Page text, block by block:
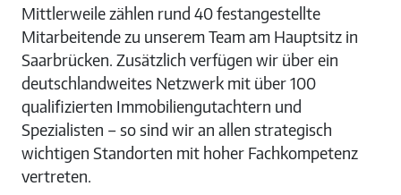
Mittlerweile zählen rund 40 festangestellte
Mitarbeitende zu unserem Team am Hauptsitz in
Saarbrücken. Zusätzlich verfügen wir über ein
deutschlandweites Netzwerk mit über 100
qualifizierten Immobiliengutachtern und
Spezialisten – so sind wir an allen strategisch
wichtigen Standorten mit hoher Fachkompetenz
vertreten.